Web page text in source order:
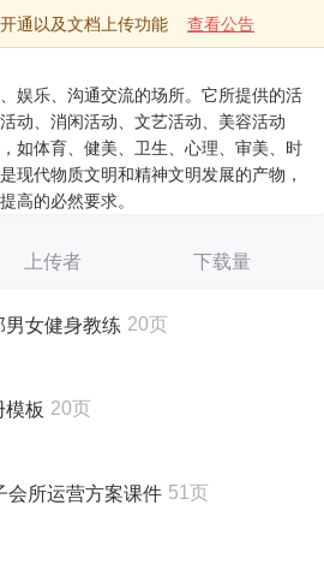
通以及文档上传功能 查看公告
娱乐、沟通交流的场所。它所提供的活
动、消闲活动、文艺活动、美容活动
如体育、健美、卫生、心理、审美、时
现代物质文明和精神文明发展的产物，
高的必然要求。
上传者 下载量
女健身教练 20页
模板 20页
会所运营方案课件 51页